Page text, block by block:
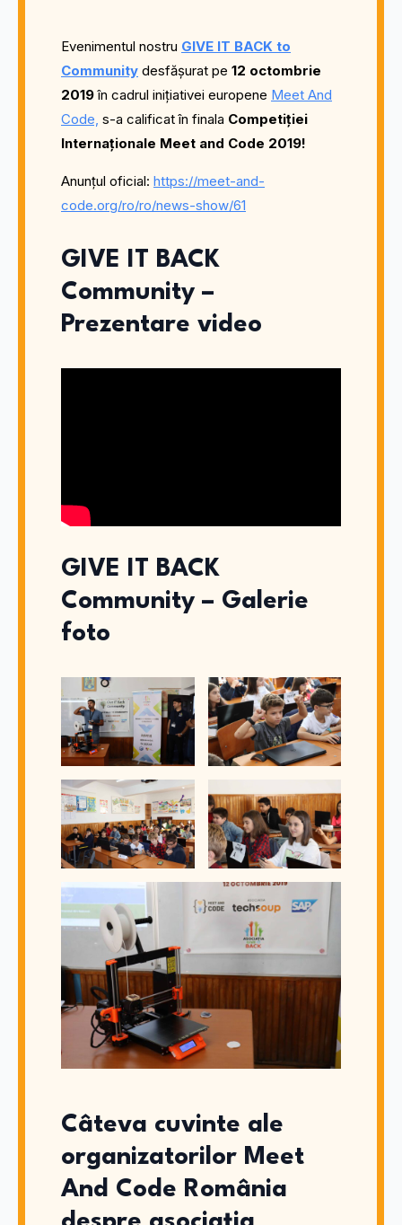
Evenimentul nostru GIVE IT BACK to
Community desfășurat pe 12 octombrie
2019în cadrul inițiativei europene Meet And
Code, s-a calificat în finala Competiției
Internaționale Meet and Code 2019!
Anunțul oficial: https://meet-and-
code.org/ro/ro/news-show/61
GIVE IT BACK
Community –
Prezentare video
GIVE IT BACK
Community – Galerie
foto
Câteva cuvinte ale
organizatorilor Meet
And Code România